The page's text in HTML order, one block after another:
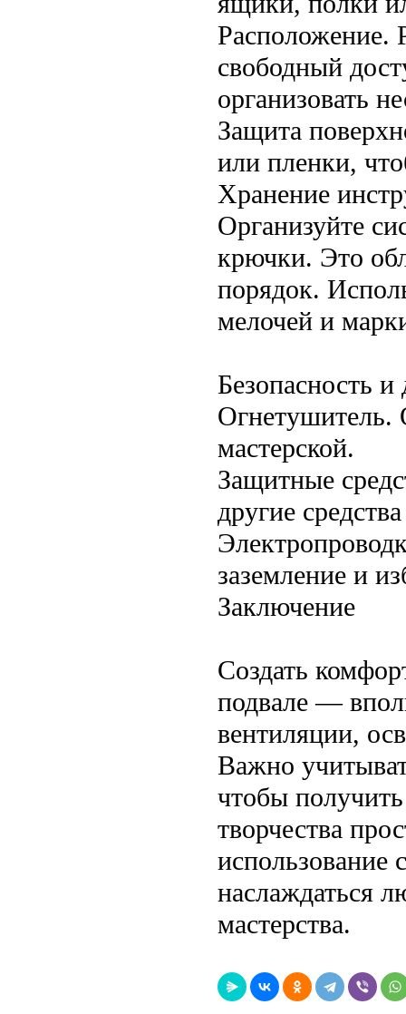
Расположение.
свободный
организовать
Защита
или пленки,
Хранение
Организуйте
крючки. Это
порядок.
мелочей и
Безопасность
Огнетушитель.
мастерской.
Защитные
другие
заземление и
Заключение
Создать
подвале —
вентиляции,
Важно
чтобы
творчества
использование
наслаждаться
мастерства.